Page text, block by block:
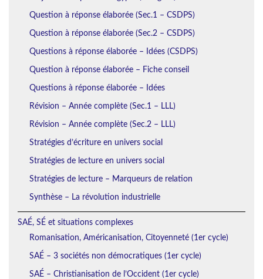
Question à réponse élaborée (Sec.1 – CSDPS)
Question à réponse élaborée (Sec.2 – CSDPS)
Questions à réponse élaborée – Idées (CSDPS)
Question à réponse élaborée – Fiche conseil
Questions à réponse élaborée – Idées
Révision – Année complète (Sec.1 – LLL)
Révision – Année complète (Sec.2 – LLL)
Stratégies d’écriture en univers social
Stratégies de lecture en univers social
Stratégies de lecture – Marqueurs de relation
Synthèse – La révolution industrielle
SAÉ, SÉ et situations complexes
Romanisation, Américanisation, Citoyenneté (1er cycle)
SAÉ – 3 sociétés non démocratiques (1er cycle)
SAÉ – Christianisation de l’Occident (1er cycle)